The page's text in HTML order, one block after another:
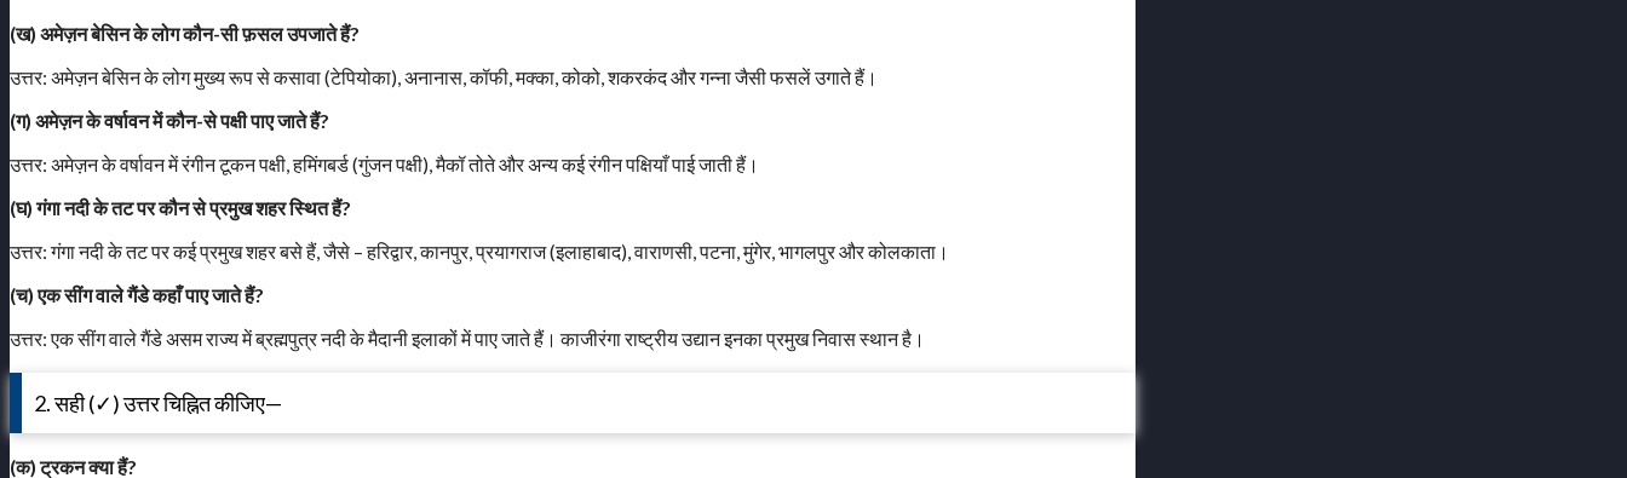
(ख) अमेज़न बेसिन के लोग कौन-सी फ़सल उपजाते हैं?
उत्तर: अमेज़न बेसिन के लोग मुख्य रूप से कसावा (टेपियोका), अनानास, कॉफी, मक्का, कोको, शकरकंद और गन्ना जैसी फसलें उगाते हैं।
(ग) अमेज़न के वर्षावन में कौन-से पक्षी पाए जाते हैं?
उत्तर: अमेज़न के वर्षावन में रंगीन टूकन पक्षी, हमिंगबर्ड (गुंजन पक्षी), मैकॉ तोते और अन्य कई रंगीन पक्षियाँ पाई जाती हैं।
(घ) गंगा नदी के तट पर कौन से प्रमुख शहर स्थित हैं?
उत्तर: गंगा नदी के तट पर कई प्रमुख शहर बसे हैं, जैसे – हरिद्वार, कानपुर, प्रयागराज (इलाहाबाद), वाराणसी, पटना, मुंगेर, भागलपुर और कोलकाता।
(च) एक सींग वाले गैंडे कहाँ पाए जाते हैं?
उत्तर: एक सींग वाले गैंडे असम राज्य में ब्रह्मपुत्र नदी के मैदानी इलाकों में पाए जाते हैं। काजीरंगा राष्ट्रीय उद्यान इनका प्रमुख निवास स्थान है।
2. सही (✓) उत्तर चिह्नित कीजिए—
(क) ट्रकन क्या हैं?